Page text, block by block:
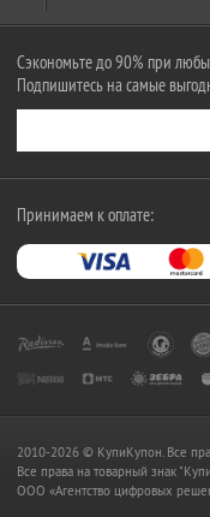
Сэкономьте до 90% при
Подпишитесь на самые
Принимаем к оплате:
2010-2026 © КупиКупон. Все
Все права на товарный знак
OOO «Агентство цифровых